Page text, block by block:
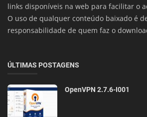
links disponíveis na web para facilitar o
O uso de qualquer conteúdo baixado é
responsabilidade de quem faz o
ÚLTIMAS POSTAGENS
OpenVPN 2.7.6-I001